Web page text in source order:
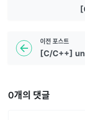
이전 포스트
[C/C++]
0개의 댓글